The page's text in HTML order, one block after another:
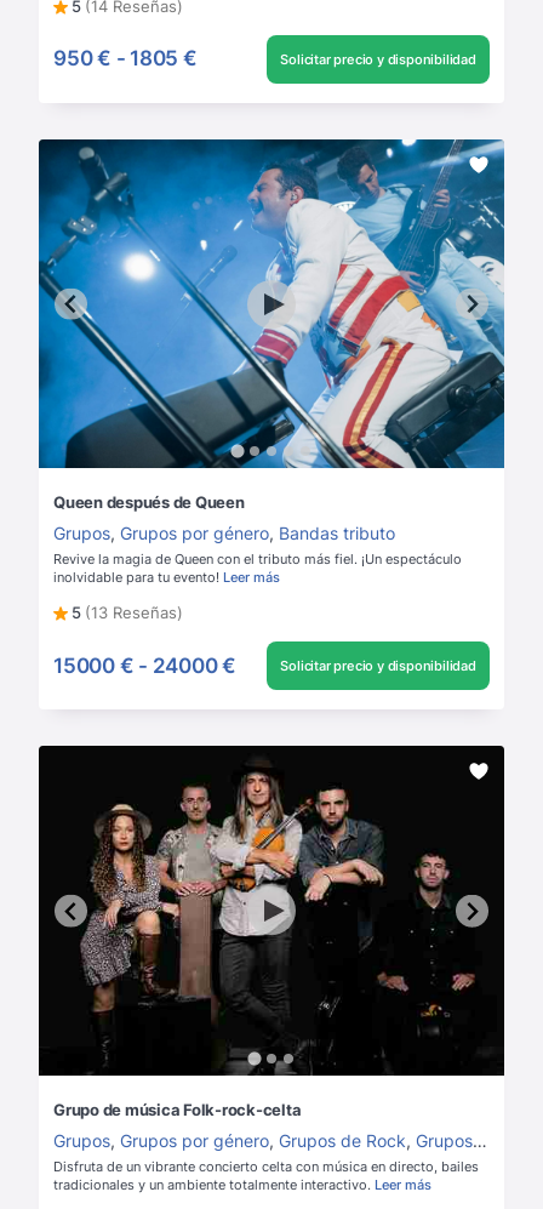
5 (14 Reseñas)
950 € - 1805 € Solicitar precio y disponibilidad
Queen después de Queen
Grupos, Grupos por género, Bandas tributo
Revive la magia de Queen con el tributo más fiel. ¡Un espectáculo
inolvidable para tu evento! Leer más
5 (13 Reseñas)
15000 € - 24000 € Solicitar precio y disponibilidad
Grupo de música Folk-rock-celta
Grupos, Grupos por género, Grupos de Rock, Grupos de música para boda
Disfruta de un vibrante concierto celta con música en directo, bailes
tradicionales y un ambiente totalmente interactivo. Leer más